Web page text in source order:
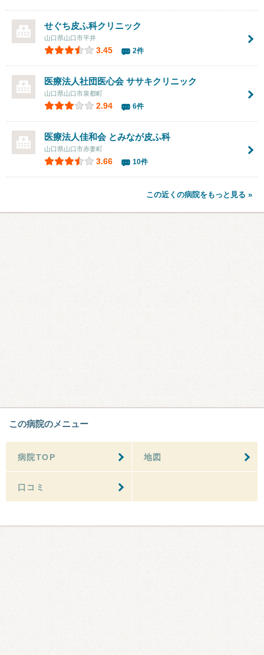
せぐち皮ふ科クリニック
山口県山口市平井
3.45 2件
医療法人社団医心会ササキクリニック
山口県山口市泉都町
2.94 6件
医療法人佳和会 とみなが皮ふ科
山口県山口市赤妻町
3.66 10件
この近くの病院をもっと見る »
この病院のメニュー
病院TOP 地図
口コミ